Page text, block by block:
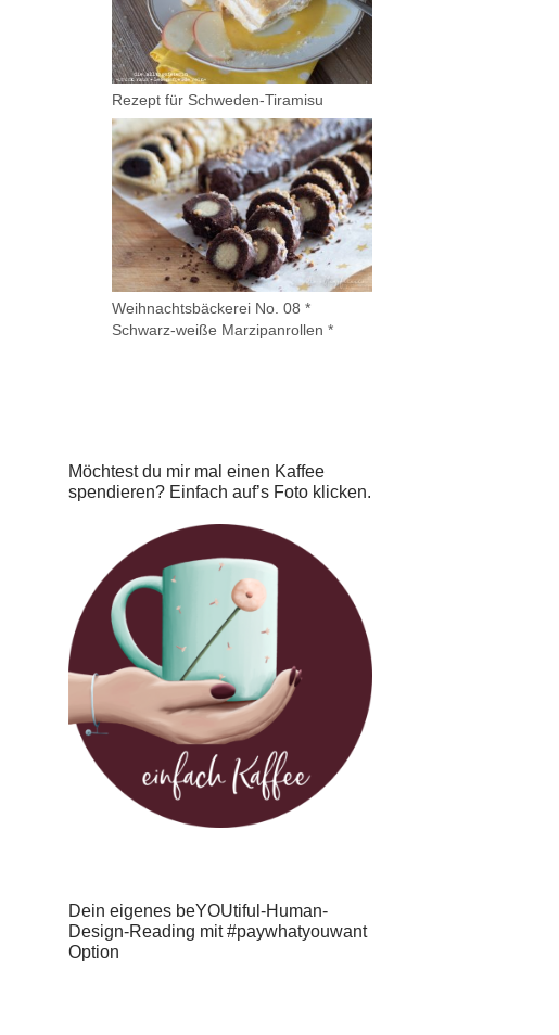
Rezept für Schweden-Tiramisu
Weihnachtsbäckerei No. 08 *
Schwarz-weiße Marzipanrollen *
Möchtest du mir mal einen Kaffee
spendieren? Einfach auf’s Foto klicken.
Dein eigenes beYOUtiful-Human-
Design-Reading mit #paywhatyouwant
Option